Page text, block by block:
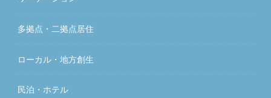
多拠点・二拠点居住
ローカル・地方創生
民泊・ホテル